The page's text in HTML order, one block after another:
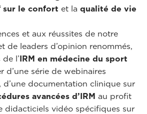
le confort et la qualité de vie
et aux réussites de notre
de leaders d’opinion renommés,
l’IRM en médecine du sport
d’une série de webinaires
d’une documentation clinique sur
avancées d’IRM au profit
didacticiels vidéo spécifiques sur